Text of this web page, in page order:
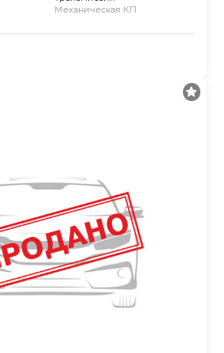
Механическая КП